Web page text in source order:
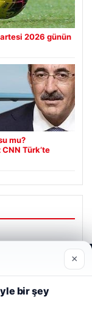
2026 günün
mu?
CNN Türk’te
çerezler
×
bir şey